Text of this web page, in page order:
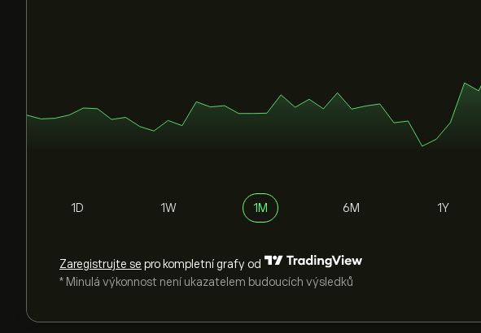
1D 1W 1M 6M 1Y
Zaregistrujte se pro kompletní grafy od
* Minulá výkonnost není ukazatelem budoucích výsledků